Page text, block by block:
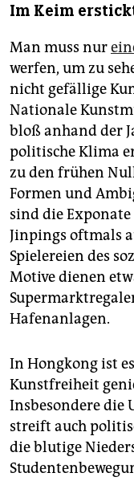
Im Keim
Man muss nur
werfen, um zu
nicht gefällige
Nationale
bloß anhand der
politische Klima
zu den frühen
Formen und
sind die
Jinpings oftmals
Spielereien des
Motive dienen
Hafenanlagen.
In Hongkong ist
Kunstfreiheit
Insbesondere die
streift auch
die blutige